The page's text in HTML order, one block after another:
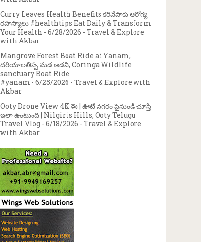
Curry Leaves Health Benefits కరివేపాకు ఆరోగ్య
రహస్యాలు #healthtips Eat Daily & Transform
Your Health - 6/28/2026 - Travel & Explore
with Akbar
Mangrove Forest Boat Ride at Yanam,
దరియాలతిప్ప మడ అడవి, Coringa Wildlife
sanctuary Boat Ride
#yanam - 6/25/2026 - Travel & Explore with
Akbar
Ooty Drone View 4K 🚁 | ఊటీ నగరం పైనుండి చూస్తే
ఇలా ఉంటుంది | Nilgiris Hills, Ooty Telugu
Travel Vlog - 6/18/2026 - Travel & Explore
with Akbar